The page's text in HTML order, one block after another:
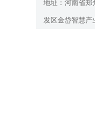
地址：河南省郑
发区金岱智慧产